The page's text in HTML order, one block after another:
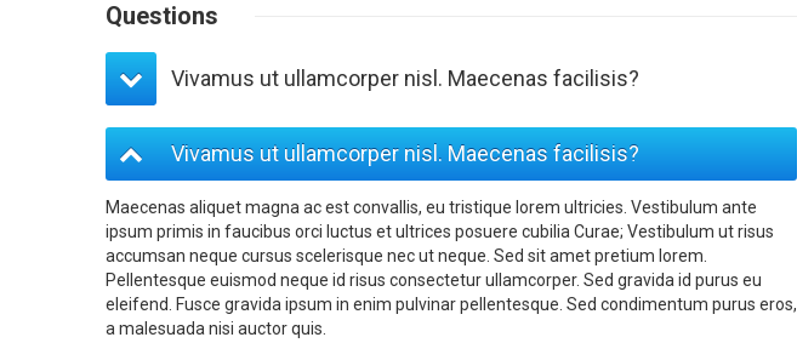
Questions
Vivamus ut ullamcorper nisl. Maecenas facilisis?
Vivamus ut ullamcorper nisl. Maecenas facilisis?
Maecenas aliquet magna ac est convallis, eu tristique lorem ultricies. Vestibulum ante
ipsum primis in faucibus orci luctus et ultrices posuere cubilia Curae; Vestibulum ut risus
accumsan neque cursus scelerisque nec ut neque. Sed sit amet pretium lorem.
Pellentesque euismod neque id risus consectetur ullamcorper. Sed gravida id purus eu
eleifend. Fusce gravida ipsum in enim pulvinar pellentesque. Sed condimentum purus eros,
a malesuada nisi auctor quis.